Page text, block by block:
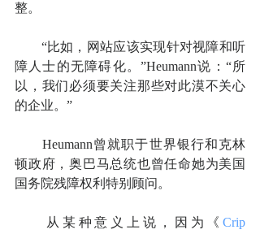
整。
“比如，网站应该实现针对视障和听
障人士的无障碍化。”Heumann说：“所
以，我们必须要关注那些对此漠不关心
的企业。”
Heumann曾就职于世界银行和克林
顿政府，奥巴马总统也曾任命她为美国
国务院残障权利特别顾问。
从某种意义上说，因为《 Crip